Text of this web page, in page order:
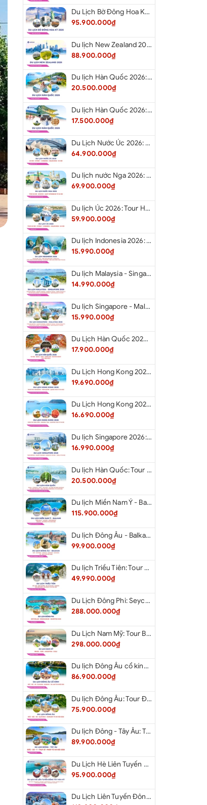
Du Lịch Bờ Đông Hoa Kỳ 2026: New York - Boston - New Hampshire - Artist’s Bluff - Echo Lake Kancamagus Highway - White Mountains - Albany - Buffalo Niagara Falls - Corning - Washington DC
95.900.000₫
Du lịch New Zealand 2026: Tour Auckland - Waitomo - Taupo - Rotorua - Matamata - Hamilton
88.900.000₫
Du lịch Hàn Quốc 2026: Tour Hà Nội - Busan - Gyeongju - Seoul - Đảo Nami - Tàu Điện Ven Biển Haeundae - Cầu Kính Oryukdo - Làng Văn Hóa Huinnyeoul
20.500.000₫
Du lịch Hàn Quốc 2026: Tour Hà Nội - Seoul - Nami - Everland - Painter Show - Thư Viện Sách
17.500.000₫
Du Lịch Nước Úc 2026: Tour Hà Nội - Sydney - Canberra - Melbourne - Hà Nội
64.900.000₫
Du lịch nước Nga 2026: Tour Hà Nội - Moscow - Saint Petersburg từ Hà Nội
69.900.000₫
Du lịch Úc 2026: Tour Hà Nội - Sydney - Canberra - Melbourne - Hà Nội
59.900.000₫
Du lịch Indonesia 2026: Tour Hà Nội - Bali - Cổng Trời Lempuyang - Swings Bali - Ngắm hoàng hôn biển Jimbaran - Kelingking - Sống Lưng Khủng Long từ Hà Nội
15.990.000₫
Du lịch Malaysia - Singapore 2026: Tour Đảo Sentosa - Madame Tussause - Garden By The Bay - Thành Cổ Malacca - Thủ Đô Kualalumpur - Cao Nguyên Genting - New Putrajaya từ Hà Nội
14.990.000₫
Du lịch Singapore - Malaysia 2026: Tour Đảo Sentosa - Madame Tussauds - Garden By The Bay - Thành cổ Malacca - Thủ đô Kuala Lumpur - Cao nguyên Genting - New Putrajaya từ Hà Nội
15.990.000₫
Du Lịch Hàn Quốc 2026: Hà Nội - Seoul - Nami - Everland - Painter Show - Thư Viện Sách
17.900.000₫
Du Lịch Hong Kong 2026: Khám phá Hongkong - Thâm Quyến - Quảng Châu từ Hà Nội
19.690.000₫
Du Lịch Hong Kong 2026: Khám phá Hong Kong - Dingding Tram - Shopping Tour từ Hà Nội
16.690.000₫
Du lịch Singapore 2026: Tour Sentosa - Madame Tussauds - Garden By The Bay - Jewel từ Hà Nội
16.990.000₫
Du lịch Hàn Quốc: Tour Busan - Gyeongju - Seoul - Đảo Nami - Tàu Điện Ven Biển Haeundae - Cầu Kính Oryukdo - Làng Văn Hóa Huinnyeoul từ Hà Nội 2026
20.500.000₫
Du lịch Miền Nam Ý - Balkan: Tour Miền Nam Ý - Albania - Montenegro - Croatia - Slovenia từ Hà Nội 2026
115.900.000₫
Du lịch Đông Âu - Balkan: Tour Đức - Slovenia - Croatia - Hungary - Slovakia - Áo - Séc từ Hà Nội 2026
99.900.000₫
Du lịch Triều Tiên: Tour Bắc Kinh - Bình Nhưỡng - Núi Myohyang - Kaesong - Bàn Môn Điếm - Đan Đông từ Hà Nội 2026
49.990.000₫
Du Lịch Đông Phi: Seychelles - Madagascar - Mauritius 2026
288.000.000₫
Du Lịch Nam Mỹ: Tour Brazil - Peru - Argentina - Chile 2026
298.000.000₫
Du lịch Đông Âu cổ kính: Tour Đức - Séc - Áo - Slovakia - Hungary - Ba Lan từ Hà Nội 2026
86.900.000₫
Du lịch Đông Âu: Tour Đức - Séc - Áo - Slovakia - Hungary từ Hà Nội 2026
75.900.000₫
Du lịch Đông - Tây Âu: Tour Đức - Áo - Ý - Thụy Sĩ - Pháp từ Hà Nội 2026
89.900.000₫
Du Lịch Hè Liên Tuyến Đông Tây: Tour New York - Philadelphia - Delaware - Washington Dc - Las Vegas - Red Rock Canyon - Little Saigon - Santa Monica - Los Angeles - San Diego Từ Hà Nội 2026
95.900.000₫
Du Lịch Liên Tuyến Đông Tây Hoa Kỳ: Tour New York - Philadelphia - Delaware - Washington Dc - San Diego - Los Angeles - Las Vegas - Antelope Canyon (Hẻm Núi Linh Dương) - Horseshoe Bend - Monument - Page - Phoenix Từ Hà Nội 2026